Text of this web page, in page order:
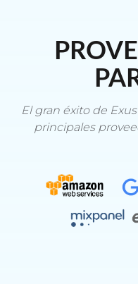
El gran éxito de
principales